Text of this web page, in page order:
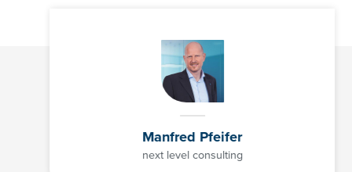
Manfred Pfeifer
next level consulting